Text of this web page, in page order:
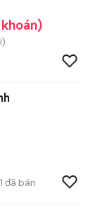
đã bán